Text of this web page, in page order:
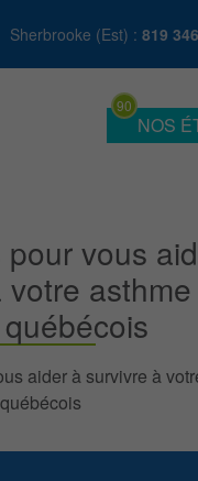
Sherbrooke (Est) : 819
NOS
vous
votre
aider à survivre à